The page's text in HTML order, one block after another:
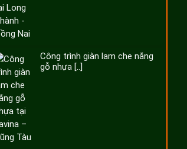
Công trình giàn lam che nắng
gỗ nhựa [..]